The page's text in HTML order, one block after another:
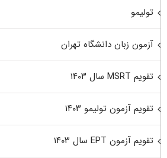
تولیمو
آزمون زبان دانشگاه تهران
تقویم MSRT سال ۱۴۰۳
تقویم آزمون تولیمو ۱۴۰۳
تقویم آزمون EPT سال ۱۴۰۳